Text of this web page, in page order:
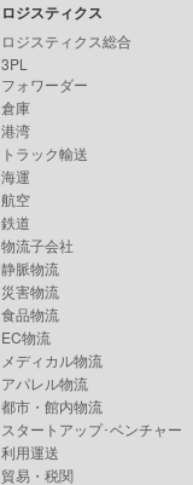
ロジスティクス
ロジスティクス総合
3PL
フォワーダー
倉庫
港湾
トラック輸送
海運
航空
鉄道
物流子会社
静脈物流
災害物流
食品物流
EC物流
メディカル物流
アパレル物流
都市・館内物流
スタートアップ･ベンチャー
利用運送
貿易・税関